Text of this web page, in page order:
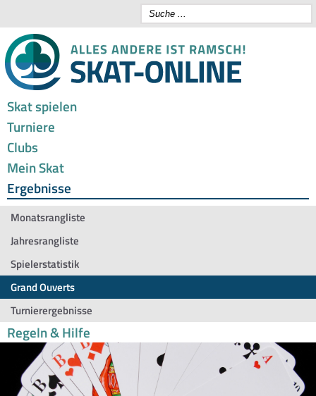
Skat spielen
Turniere
Clubs
Mein Skat
Ergebnisse
Monatsrangliste
Jahresrangliste
Spielerstatistik
Grand Ouverts
Turnierergebnisse
Regeln & Hilfe